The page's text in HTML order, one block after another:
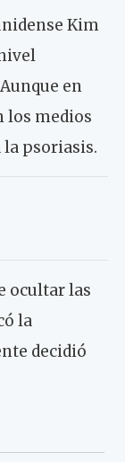
Kim
en
los medios
psoriasis.
ocultar las
la
decidió